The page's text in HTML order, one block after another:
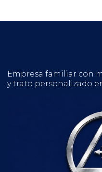
Empresa familiar con
y trato personalizado